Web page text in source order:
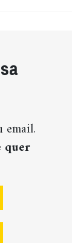
email.
quer